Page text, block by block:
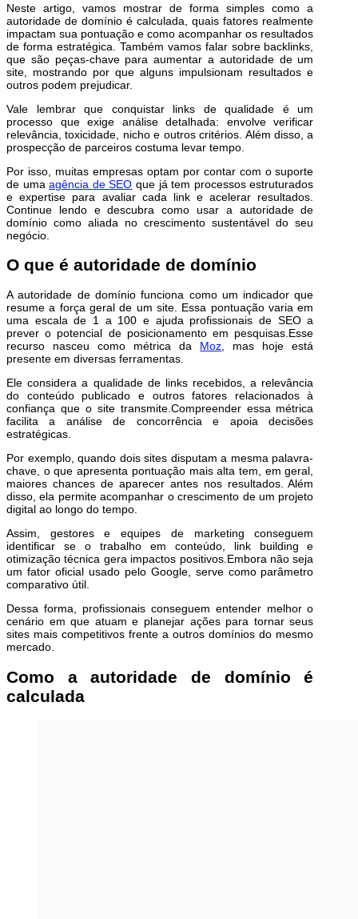
Neste artigo, vamos mostrar de forma simples como a
autoridade de domínio é calculada, quais fatores realmente
impactam sua pontuação e como acompanhar os resultados
de forma estratégica. Também vamos falar sobre backlinks,
que são peças-chave para aumentar a autoridade de um
site, mostrando por que alguns impulsionam resultados e
outros podem prejudicar.
Vale lembrar que conquistar links de qualidade é um
processo que exige análise detalhada: envolve verificar
relevância, toxicidade, nicho e outros critérios. Além disso, a
prospecção de parceiros costuma levar tempo.
Por isso, muitas empresas optam por contar com o suporte
de umaagência de SEO que já tem processos estruturados
e expertise para avaliar cada link e acelerar resultados.
Continue lendo e descubra como usar a autoridade de
domínio como aliada no crescimento sustentável do seu
negócio.
O que é autoridade de domínio
A autoridade de domínio funciona como um indicador que
resume a força geral de um site. Essa pontuação varia em
uma escala de 1 a 100 e ajuda profissionais de SEO a
prever o potencial de posicionamento em pesquisas.Esse
recurso nasceu como métrica da Moz, mas hoje está
presente em diversas ferramentas.
Ele considera a qualidade de links recebidos, a relevância
do conteúdo publicado e outros fatores relacionados à
confiança que o site transmite.Compreender essa métrica
facilita a análise de concorrência e apoia decisões
estratégicas.
Por exemplo, quando dois sites disputam a mesma palavra-
chave, o que apresenta pontuação mais alta tem, em geral,
maiores chances de aparecer antes nos resultados. Além
disso, ela permite acompanhar o crescimento de um projeto
digital ao longo do tempo.
Assim, gestores e equipes de marketing conseguem
identificar se o trabalho em conteúdo, link building e
otimização técnica gera impactos positivos.Embora não seja
um fator oficial usado pelo Google, serve como parâmetro
comparativo útil.
Dessa forma, profissionais conseguem entender melhor o
cenário em que atuam e planejar ações para tornar seus
sites mais competitivos frente a outros domínios do mesmo
mercado.
Como a autoridade de domínio é
calculada